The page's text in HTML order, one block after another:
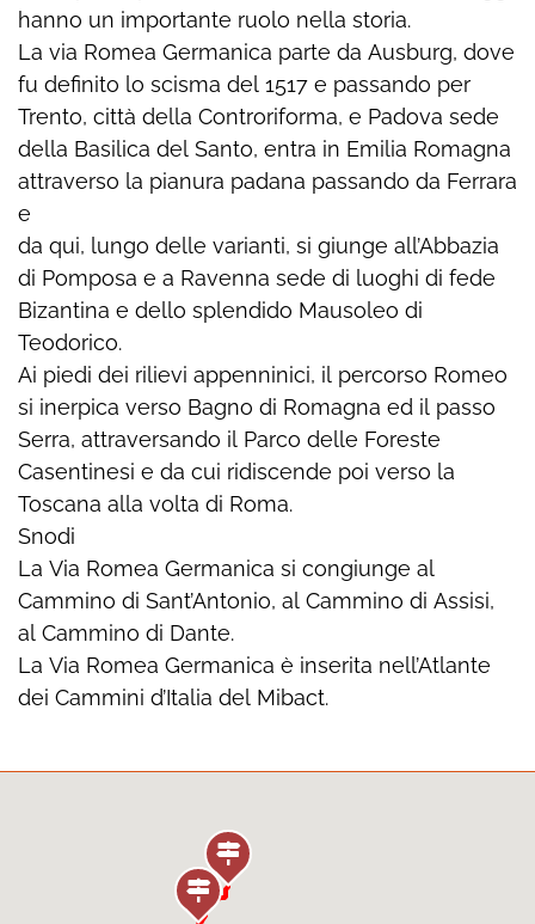
hanno un importante ruolo nella storia.
La via Romea Germanica parte da Ausburg, dove
fu definito lo scisma del 1517 e passando per
Trento, città della Controriforma, e Padova sede
della Basilica del Santo, entra in Emilia Romagna
attraverso la pianura padana passando da Ferrara
e
da qui, lungo delle varianti, si giunge all’Abbazia
di Pomposa e a Ravenna sede di luoghi di fede
Bizantina e dello splendido Mausoleo di
Teodorico.
Ai piedi dei rilievi appenninici, il percorso Romeo
si inerpica verso Bagno di Romagna ed il passo
Serra, attraversando il Parco delle Foreste
Casentinesi e da cui ridiscende poi verso la
Toscana alla volta di Roma.
Snodi
La Via Romea Germanica si congiunge al
Cammino di Sant’Antonio, al Cammino di Assisi,
al Cammino di Dante.
La Via Romea Germanica è inserita nell’Atlante
dei Cammini d’Italia del Mibact.